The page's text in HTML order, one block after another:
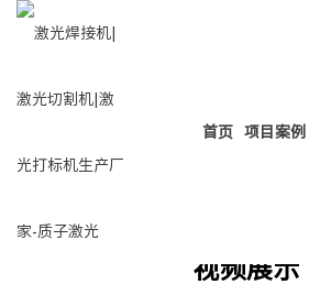
首页 项目案例
激光切割 激光打标
视频展示